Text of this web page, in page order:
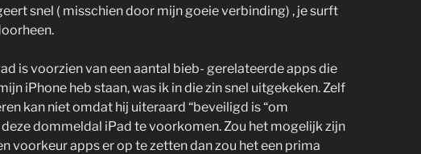
snel ( misschien door mijn goeie verbinding) , je surft
is voorzien van een aantal bieb- gerelateerde apps die
iPhone heb staan, was ik in die zin snel uitgekeken. Zelf
kan niet omdat hij uiteraard “beveiligd is “om
deze dommeldal iPad te voorkomen. Zou het mogelijk zijn
voorkeur apps er op te zetten dan zou het een prima